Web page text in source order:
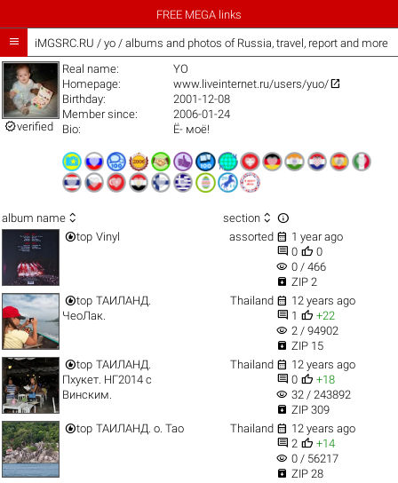
FREE MEGA links
 iMGSRC.RU / yo / albums and photos of Russia, travel, report and more
verified
Real name:
YO
Homepage:
www.liveinternet.ru/users/yuo/
Birthday:
2001-12-08
Member since:
2006-01-24
Bio:
Ё- моё!
album name  section  
top Vinyl assorted  1 year ago
 0  0
visibility 0 / 466
 ZIP 2
top ТАИЛАНД.
ЧеоЛак.
Thailand  12 years ago
 1  +22
visibility 2 / 94902
 ZIP 15
top ТАИЛАНД.
Пхукет. НГ2014 с
Винским.
Thailand  12 years ago
 0  +18
visibility 32 / 243892
 ZIP 309
top ТАИЛАНД. о. Тао Thailand  12 years ago
 2  +14
visibility 0 / 56217
 ZIP 28